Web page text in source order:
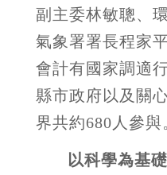
副主委林敏聰、
氣象署署長程家
會計有國家調適
縣市政府以及關
界共約680 人參與
以科學為基礎